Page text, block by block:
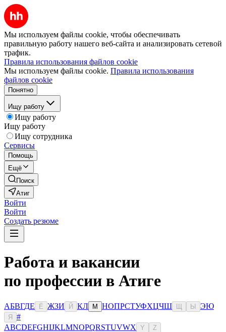
Мы используем файлы cookie, чтобы обеспечивать
правильную работу нашего веб-сайта и анализировать сетевой
трафик.
Правила использования файлов cookie
Мы используем файлы cookie. Правила использования
файлов cookie
Понятно
Ищу работу
Ищу работу
Ищу работу
Ищу сотрудника
Сервисы
Помощь
Ещё
Поиск
Атиг
Войти
Войти
Создать резюме
Работа и вакансии
по профессии в Атиге
АБВГДЕ Ё ЖЗИ Й КЛ М НОПРСТУФХЦЧШ Ы ЭЮ
Я
#
ABCDEFGHIJKLMNOPQRSTUVWX Y Z